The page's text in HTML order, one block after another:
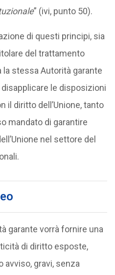
” (ivi, punto 50).
di questi principi, sia
del trattamento
la stessa Autorità garante
le disposizioni
il diritto dell’Unione, tanto
mandato di garantire
nel settore del
garante vorrà fornire una
di diritto esposte,
avviso, gravi, senza